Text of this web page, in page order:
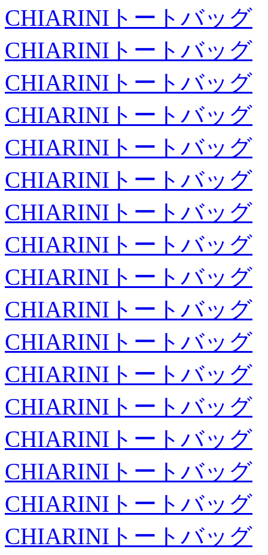
CHIARINIトートバッグ
CHIARINIトートバッグ
CHIARINIトートバッグ
CHIARINIトートバッグ
CHIARINIトートバッグ
CHIARINIトートバッグ
CHIARINIトートバッグ
CHIARINIトートバッグ
CHIARINIトートバッグ
CHIARINIトートバッグ
CHIARINIトートバッグ
CHIARINIトートバッグ
CHIARINIトートバッグ
CHIARINIトートバッグ
CHIARINIトートバッグ
CHIARINIトートバッグ
CHIARINIトートバッグ